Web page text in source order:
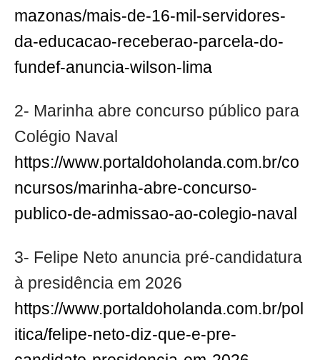
mazonas/mais-de-16-mil-servidores-
da-educacao-receberao-parcela-do-
fundef-anuncia-wilson-lima
2- Marinha abre concurso público para
Colégio Naval
https://www.portaldoholanda.com.br/co
ncursos/marinha-abre-concurso-
publico-de-admissao-ao-colegio-naval
3- Felipe Neto anuncia pré-candidatura
à presidência em 2026
https://www.portaldoholanda.com.br/pol
itica/felipe-neto-diz-que-e-pre-